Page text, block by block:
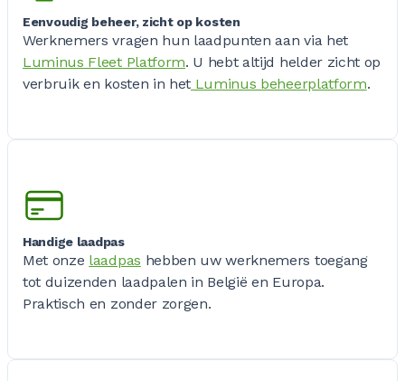
Eenvoudig beheer, zicht op kosten
Werknemers vragen hun laadpunten aan via het
Luminus Fleet Platform. U hebt altijd helder zicht op
verbruik en kosten in het Luminus beheerplatform.
Handige laadpas
Met onze laadpas hebben uw werknemers toegang
tot duizenden laadpalen in België en Europa.
Praktisch en zonder zorgen.